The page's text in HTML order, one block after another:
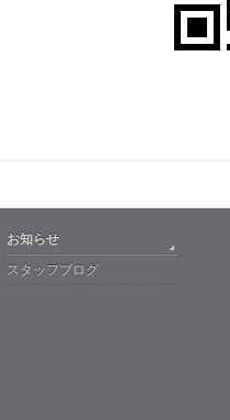
お知らせ
スタッフブログ